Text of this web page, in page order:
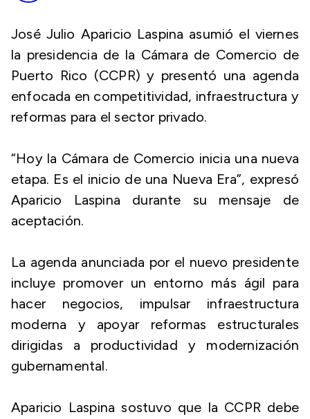
José Julio Aparicio Laspina asumió el viernes
la presidencia de la Cámara de Comercio de
Puerto Rico (CCPR) y presentó una agenda
enfocada en competitividad, infraestructura y
reformas para el sector privado.
“Hoy la Cámara de Comercio inicia una nueva
etapa. Es el inicio de una Nueva Era”, expresó
Aparicio Laspina durante su mensaje de
aceptación.
La agenda anunciada por el nuevo presidente
incluye promover un entorno más ágil para
hacer negocios, impulsar infraestructura
moderna y apoyar reformas estructurales
dirigidas a productividad y modernización
gubernamental.
Aparicio Laspina sostuvo que la CCPR debe